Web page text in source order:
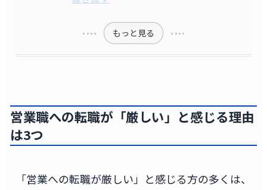
もっと見る
営業職への転職が「厳しい」と感じる理由
は3つ
「営業への転職が厳しい」と感じる方の多くは、